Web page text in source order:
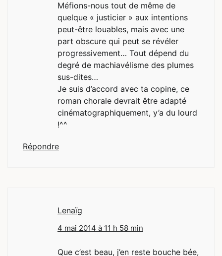
Méfions-nous tout de même de
quelque « justicier » aux intentions
peut-être louables, mais avec une
part obscure qui peut se révéler
progressivement… Tout dépend du
degré de machiavélisme des plumes
sus-dites…
Je suis d’accord avec ta copine, ce
roman chorale devrait être adapté
cinématographiquement, y’a du lourd
!^^
Répondre
Lenaïg
4 mai 2014 à 11 h 58 min
Que c’est beau, j’en reste bouche bée,